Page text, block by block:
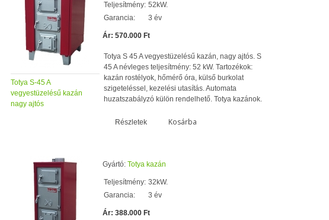
Totya S-45 A
vegyestüzelésű kazán
nagy ajtós
Teljesítmény: 52kW.
Garancia:
3 év
Ár: 570.000 Ft
Totya S 45 A vegyestüzelésű kazán, nagy ajtós. S
45 A névleges teljesítmény: 52 kW. Tartozékok:
kazán rostélyok, hőmérő óra, külső burkolat
szigeteléssel, kezelési utasítás. Automata
huzatszabályzó külön rendelhető. Totya kazánok.
Részletek Kosárba
Gyártó: Totya kazán
Teljesítmény: 32kW.
Garancia:
3 év
Ár: 388.000 Ft